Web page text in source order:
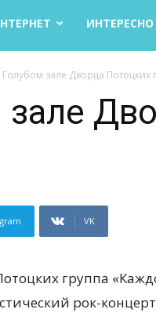
Голубом зале Дворца Потоцких
зале
VK
группа
рок-